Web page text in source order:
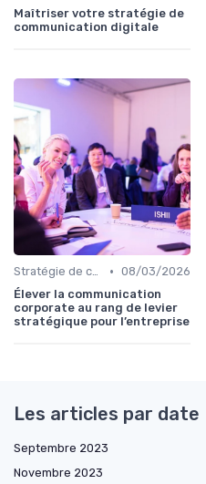
Maîtriser votre stratégie de
communication digitale
Stratégie de communication d’entreprise • 08/03/2026
Élever la communication
corporate au rang de levier
stratégique pour l’entreprise
Les articles par date
Septembre 2023
Novembre 2023